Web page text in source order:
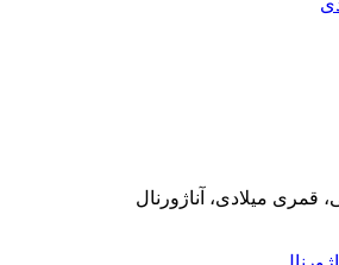
قمری میلادی، آناژورنال